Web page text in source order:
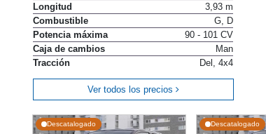
Longitud
3,93 m
Combustible
G, D
Potencia máxima
90 - 101 CV
Caja de cambios
Man
Tracción
Del, 4x4
Ver todos los precios
Descatalogado Descatalogado